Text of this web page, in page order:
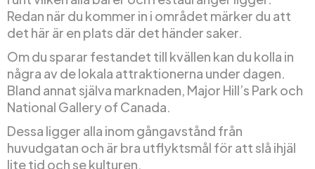
Redan när du kommer in i området märker du att
det här är en plats där det händer saker.
Om du sparar festandet till kvällen kan du kolla in
några av de lokala attraktionerna under dagen.
Bland annat själva marknaden, Major Hill’s Park och
National Gallery of Canada.
Dessa ligger alla inom gångavstånd från
huvudgatan och är bra utflyktsmål för att slå ihjäl
lite tid och se kulturen.